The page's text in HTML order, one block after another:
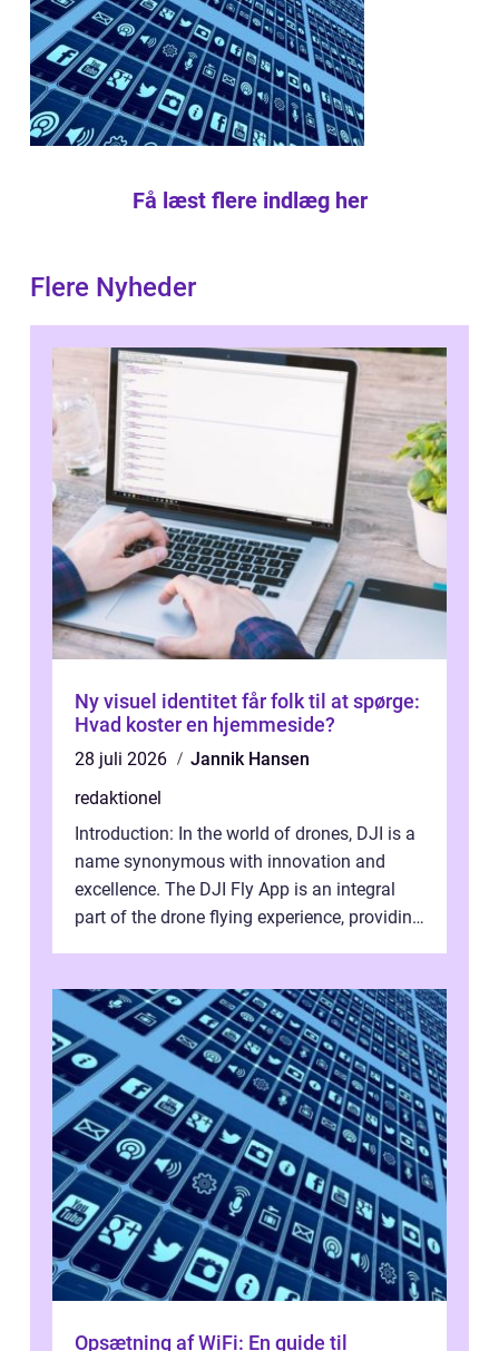
Få læst flere indlæg her
Flere Nyheder
Ny visuel identitet får folk til at spørge:
Hvad koster en hjemmeside?
28 juli 2026
Jannik Hansen
redaktionel
Introduction: In the world of drones, DJI is a
name synonymous with innovation and
excellence. The DJI Fly App is an integral
part of the drone flying experience, providing
Opsætning af WiFi: En guide til